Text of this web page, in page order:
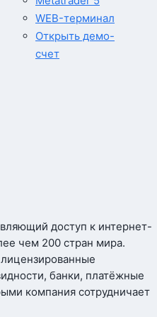
WEB-терминал
Открыть демо-
счет
доступ к интернет-
чем 200 стран мира.
банки, платёжные
компания сотрудничает